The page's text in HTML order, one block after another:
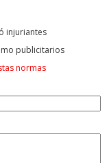
injuriantes
publicitarios
normas